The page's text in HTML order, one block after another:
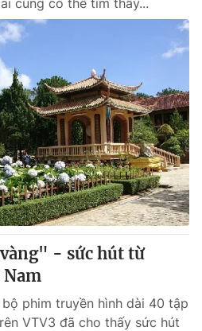
hình Việt Nam
và báo điện tử số 483/GP-BTTTT
Mỹ Hạnh, Phạm Quốc Thắng,
- 024.38 355 932
cũng có thể tìm thấy...
- sức hút từ
phim truyền hình dài 40 tập
VTV3 đã cho thấy sức hút